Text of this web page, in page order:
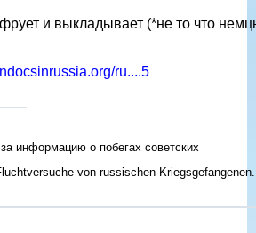
и выкладывает (*не то что
ru....5
информацию о побегах советских
von russischen Kriegsgefangenen.